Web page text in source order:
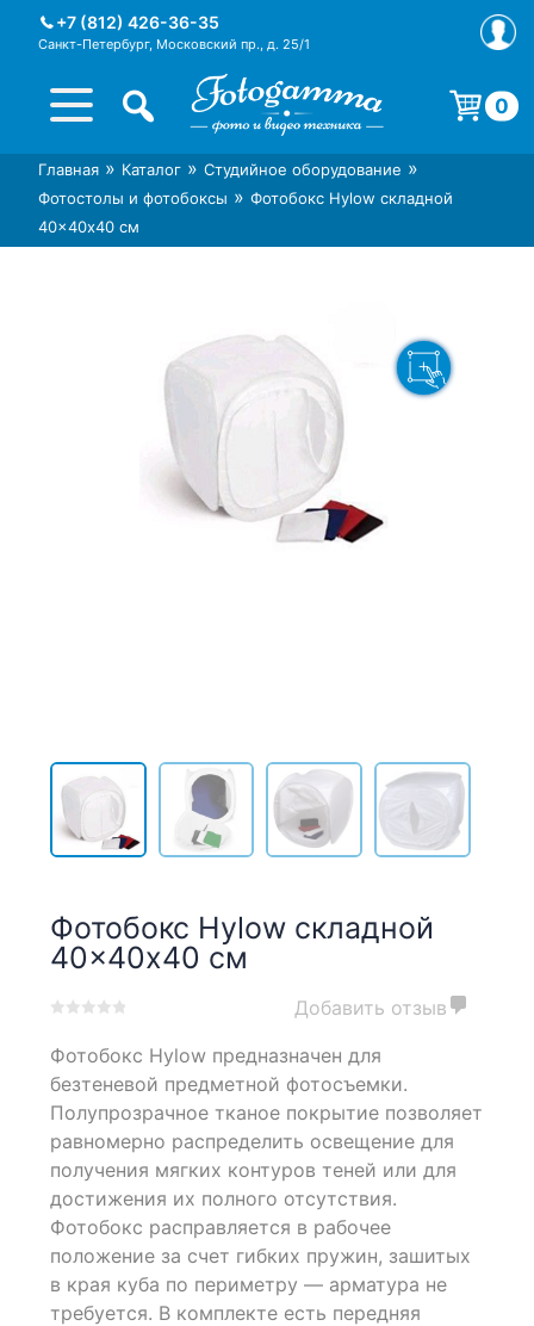
+7 (812) 426-36-35
Санкт-Петербург, Московский пр., д. 25/1
Интернет-магазин фототехники
Foto-Gamma в СПб
Магазин фотоаксессуаров foto-
gamma.ru
0
Корзина пуста.
Главная » Каталог » Студийное оборудование »
Фотостолы и фотобоксы » Фотобокс Hylow складной
40×40х40 см
Фотобокс Hylow складной
40×40х40 см
out
on
customer
ratings
Добавить отзыв
Фотобокс Hylow предназначен для
безтеневой предметной фотосъемки.
Полупрозрачное тканое покрытие позволяет
равномерно распределить освещение для
получения мягких контуров теней или для
достижения их полного отсутствия.
Фотобокс расправляется в рабочее
положение за счет гибких пружин, зашитых
в края куба по периметру — арматура не
требуется. В комплекте есть передняя